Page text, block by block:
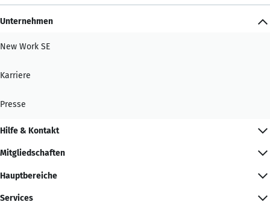
Unternehmen
New Work SE
Karriere
Presse
Hilfe & Kontakt
Mitgliedschaften
Hauptbereiche
Services